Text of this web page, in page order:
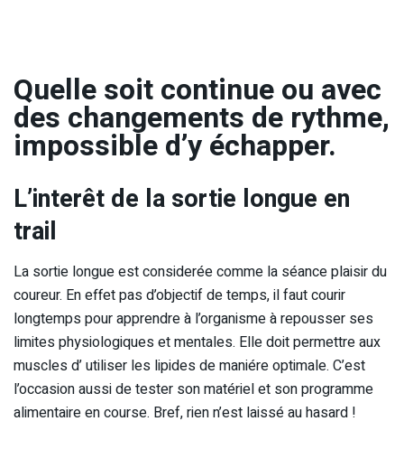
Quelle soit continue ou avec
des changements de rythme,
impossible d’y échapper.
L’interêt de la sortie longue en
trail
La sortie longue est considerée comme la séance plaisir du
coureur. En effet pas d’objectif de temps, il faut courir
longtemps pour apprendre à l’organisme à repousser ses
limites physiologiques et mentales. Elle doit permettre aux
muscles d’ utiliser les lipides de maniére optimale. C’est
l’occasion aussi de tester son matériel et son programme
alimentaire en course. Bref, rien n’est laissé au hasard !